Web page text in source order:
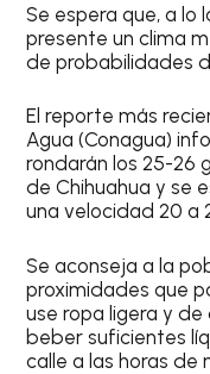
Se espera que, a lo
presente un clima
de probabilidades
El reporte más
Agua (Conagua)
rondarán los25-26
de Chihuahua y se
una velocidad 20 a
Se aconseja a la
proximidades que
use ropa ligera y de
beber suficientes
calle a las horas